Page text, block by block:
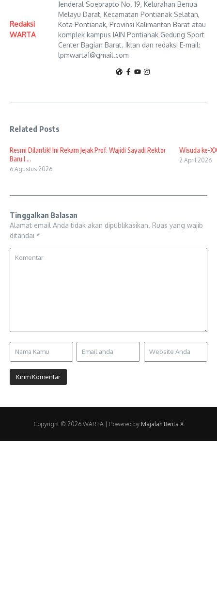
Redaksi
WARTA
Jenderal Soeprapto No. 19, Kelurahan Benua
Melayu Darat, Kecamatan Pontianak Selatan,
Kota Pontianak, Provinsi Kalimantan Barat atau
komplek kampus IAIN Pontianak Gedung Sport
Center Bagian Barat. Iklan dan redaksi E-mail:
lpmwarta1@gmail.com
Related Posts
Resmi Dilantik! Ini Rekam Jejak Prof. Wajidi Sayadi Rektor
Baru I ...
6 Agustus 2026
Wisuda ke-
2 April 2026
Tinggalkan Balasan
Alamat email Anda tidak akan dipublikasikan. Ruas yang wajib
ditandai *
Copyright © 2026 WARTA | Powered by Majalah Berita X